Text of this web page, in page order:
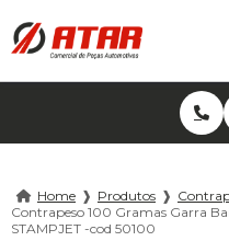
Home ❱ Produtos ❱
Contrapeso 100 Gramas Garra
STAMPJET -cod 50100